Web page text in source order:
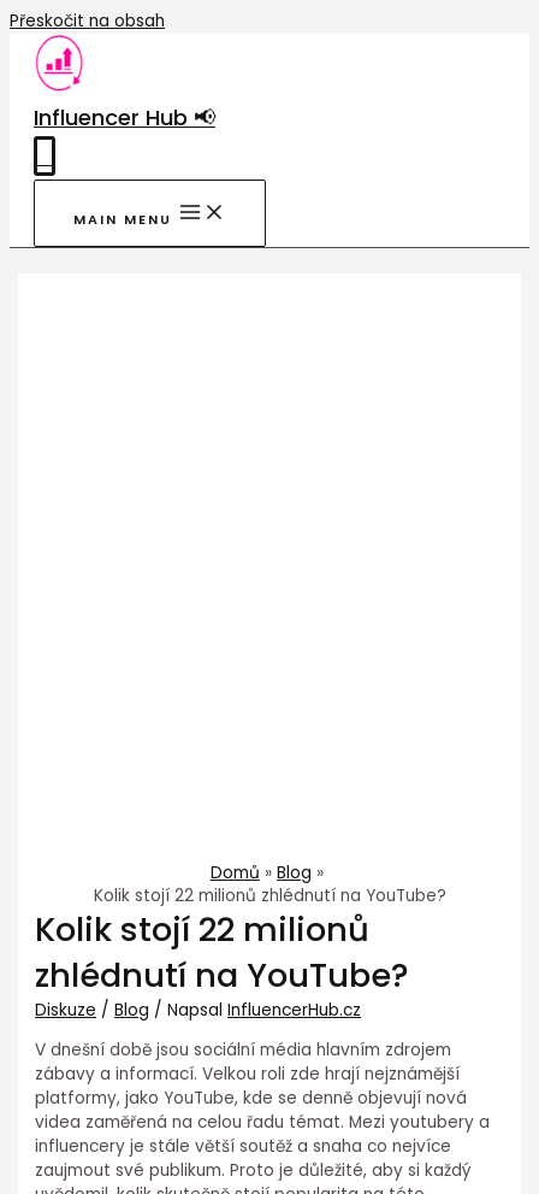
Přeskočit na obsah
Influencer Hub 📢
MAIN MENU
Domů
Blog
Kolik stojí 22 milionů zhlédnutí na YouTube?
Kolik stojí 22 milionů
zhlédnutí na YouTube?
Diskuze /Blog / NapsalInfluencerHub.cz
V dnešní době jsou sociální média hlavním zdrojem
zábavy a informací. Velkou roli zde hrají nejznámější
platformy, jako YouTube, kde se denně objevují nová
videa zaměřená na celou řadu témat. Mezi youtubery a
influencery je stále větší soutěž a snaha co nejvíce
zaujmout své publikum. Proto je důležité, aby si každý